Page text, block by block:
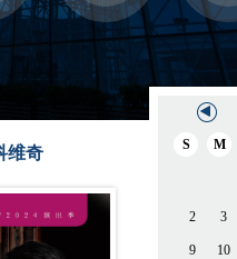
维奇 S M
2 3
9 10